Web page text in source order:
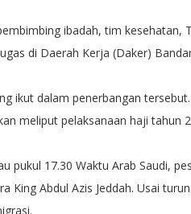
ibadah, tim kesehatan,
di Daerah Kerja (Daker)
ikut dalam penerbangan
meliput pelaksanaan haji tahun
pukul 17.30 Waktu Arab Saudi,
King Abdul Azis Jeddah. Usai